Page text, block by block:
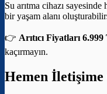
Su arıtma cihazı
bir yaşam alanı
👉 Arıtıcı Fiyatları
kaçırmayın.
Hemen İletişime